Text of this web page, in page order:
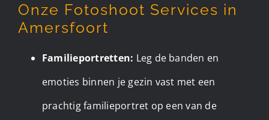
Onze Fotoshoot Services in
Amersfoort
Familieportretten: Leg de banden en
emoties binnen je gezin vast met een
prachtig familieportret op een van de